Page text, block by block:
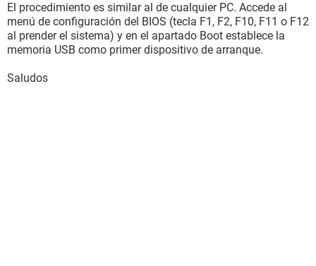
El procedimiento es similar al de cualquier PC. Accede al
menú de configuración del BIOS (tecla F1, F2, F10, F11 o F12
al prender el sistema) y en el apartado Boot establece la
memoria USB como primer dispositivo de arranque.
Saludos